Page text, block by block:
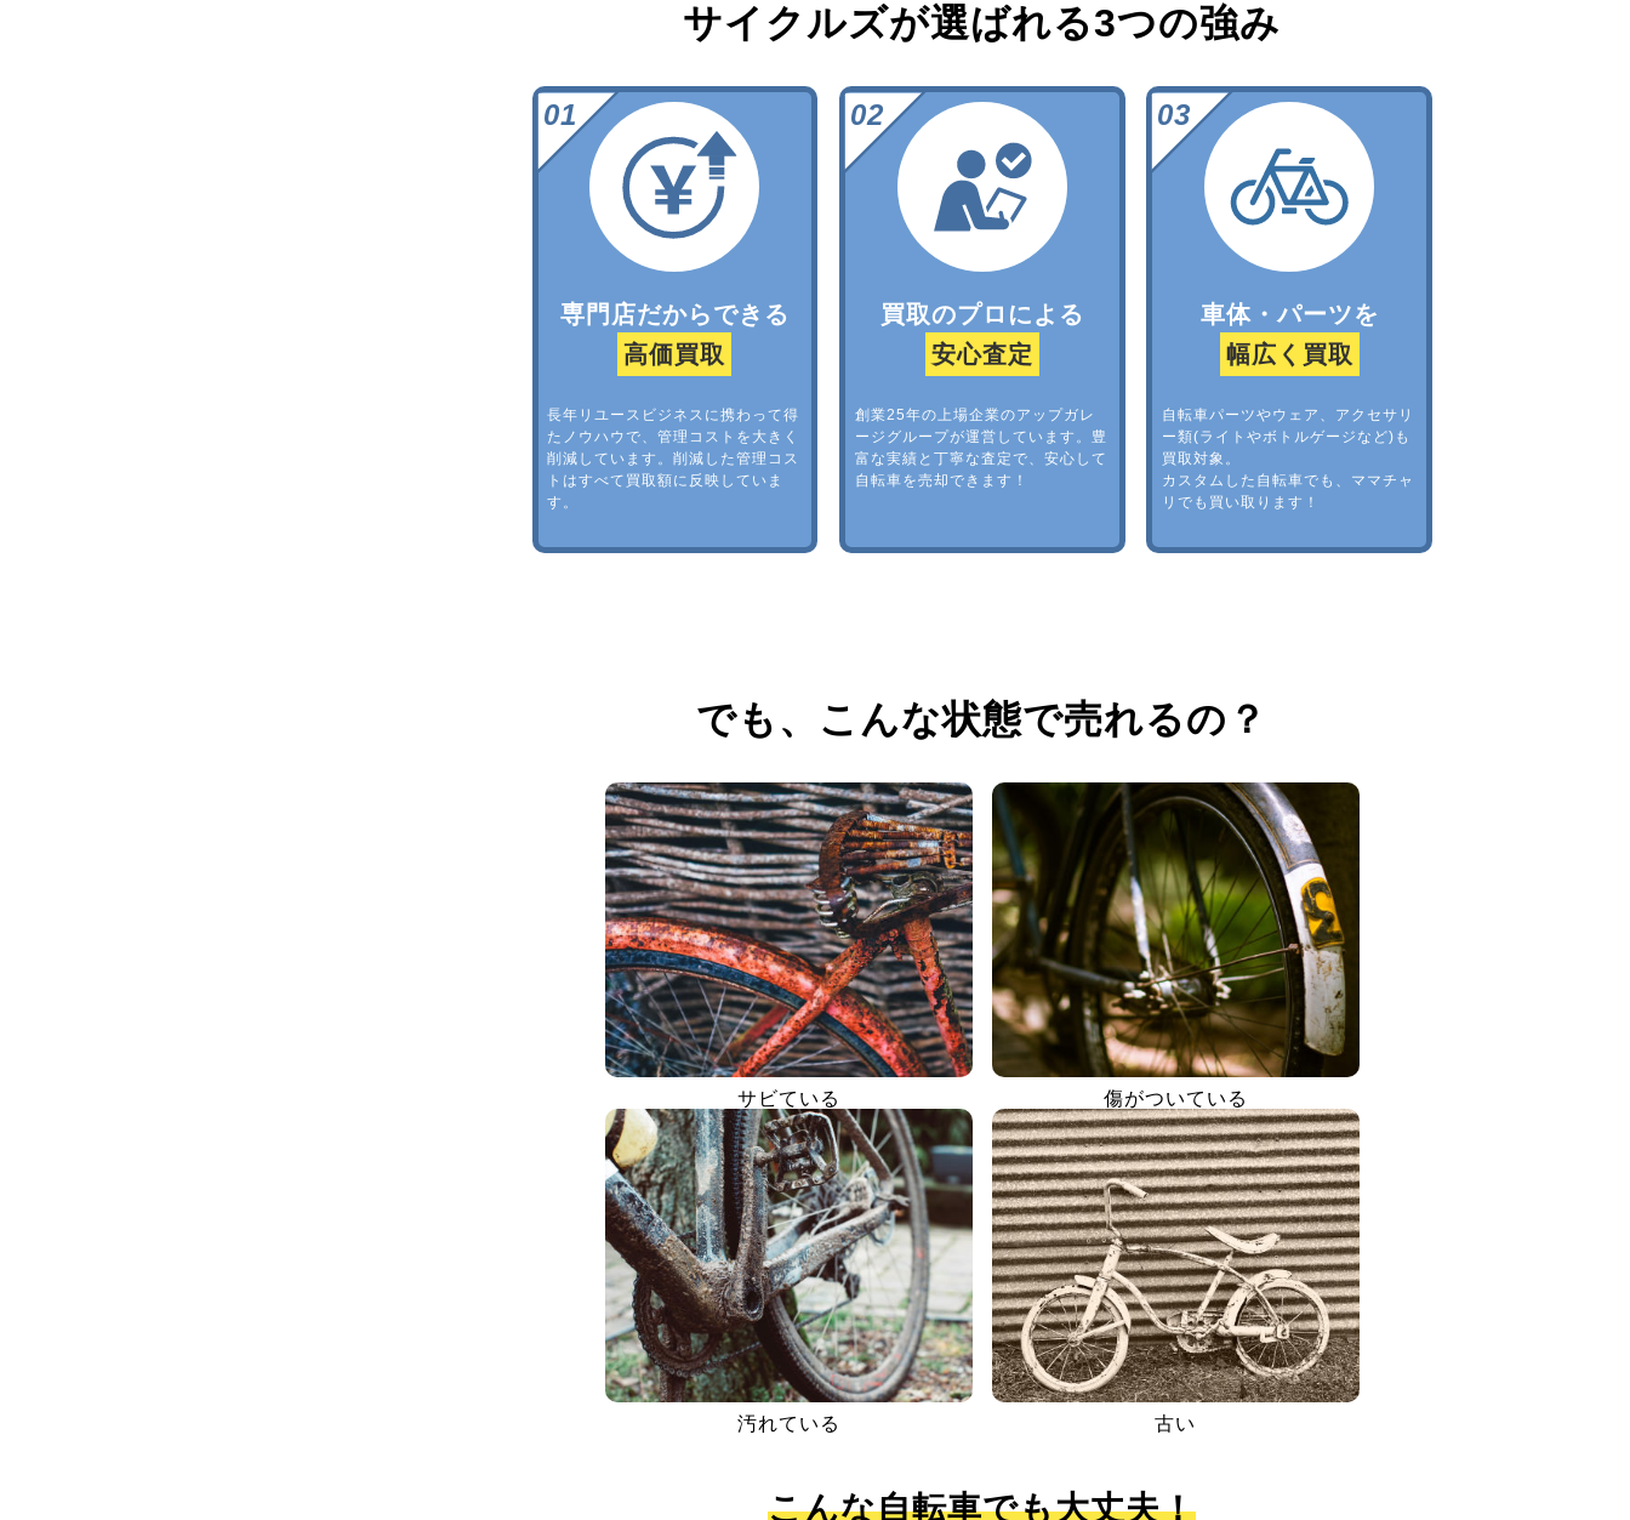
サイクルズが選ばれる3つの強み
専門店だからできる
高価買取
長年リユースビジネスに携わって得
たノウハウで、管理コストを大きく
削減しています。削減した管理コス
トはすべて買取額に反映していま
す。
買取のプロによる
安心査定
創業25年の上場企業のアップガレ
ージグループが運営しています。豊
富な実績と丁寧な査定で、安心して
自転車を売却できます！
車体・パーツを
幅広く買取
自転車パーツやウェア、アクセサリ
ー類(ライトやボトルゲージなど)も
買取対象。
カスタムした自転車でも、ママチャ
リでも買い取ります！
でも、 こんな状態で売れるの？
サビている 傷がついている
汚れている 古い
こんな自転車でも大丈夫！